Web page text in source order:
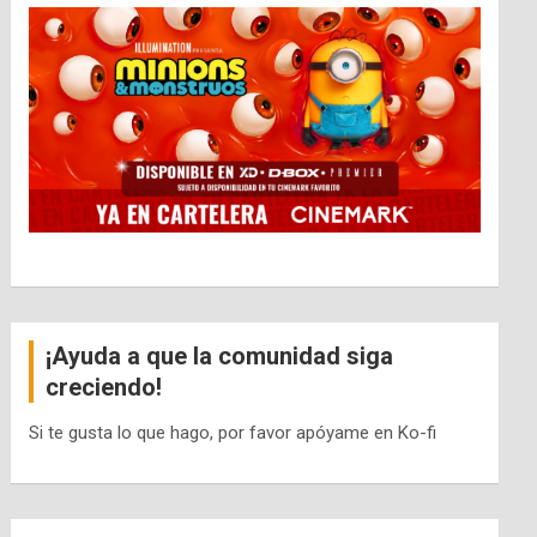
¡Ayuda a que la comunidad siga
creciendo!
Si te gusta lo que hago, por favor apóyame en Ko-fi